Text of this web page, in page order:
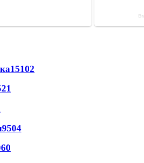
15102
9504